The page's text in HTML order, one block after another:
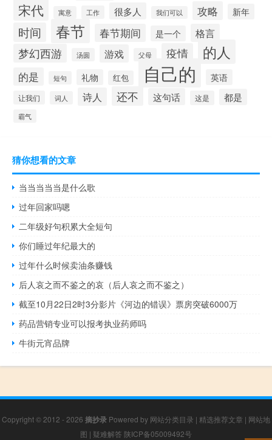
宋代 寓意 工作 很多人 我们可以 攻略 新年
时间 春节 春节期间 是一个 格言
梦幻西游 汤圆 游戏 父母 疫情 的人
的是 短句 礼物 红包 自己的 英语
让我们 词人 诗人 还不 这句话 这是 都是
霸气
猜你想看的文章
当当当当当是什么歌
过年回家吗嗯
二年级好句积累大全短句
你们睡过年纪最大的
过年什么时候卖油条赚钱
后人哀之而不鉴之的哀（后人哀之而不鉴之）
截至10月22日2时3分影片《河边的错误》票房突破6000万
药品营销专业可以报考执业药师吗
牛街元宵品牌
Copyright © 2012 - 2026 摘抄录 Powered by 网站分类目录 | 精选推荐文章 | 网站地
图 | 疑难解答 陕ICP备05009492号